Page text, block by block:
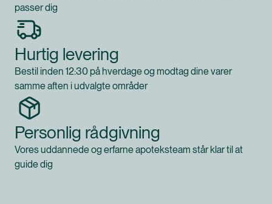
passer dig
Hurtig levering
Bestil inden 12:30 på hverdage og modtag dine varer
samme aften i udvalgte områder
Personlig rådgivning
Vores uddannede og erfarne apoteksteam står klar til at
guide dig